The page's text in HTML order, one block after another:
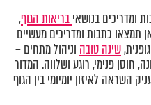
ומדריכים בנושאיבריאות הגוף,
תמצאו כתבות ומדריכים מעשיים
שינה טובה וניהול מתחים –
חוסן פנימי, רוגע ושלווה. המדור
השראה לאיזון יומיומי בין הגוף